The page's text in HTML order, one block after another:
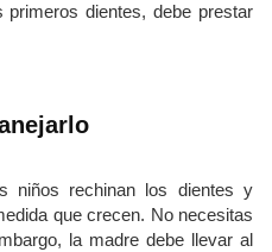
dientes, debe prestar
niños rechinan los dientes y
que crecen. No necesitas
la madre debe llevar al